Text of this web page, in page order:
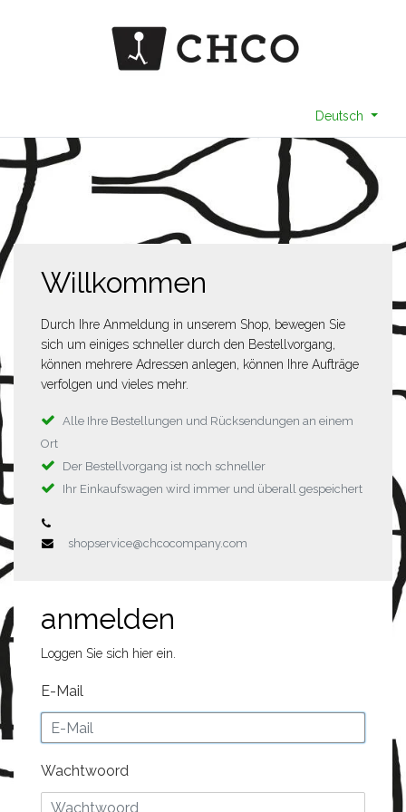
Deutsch
Willkommen
Durch Ihre Anmeldung in unserem Shop, bewegen Sie
sich um einiges schneller durch den Bestellvorgang,
können mehrere Adressen anlegen, können Ihre Aufträge
verfolgen und vieles mehr.
Alle Ihre Bestellungen und Rücksendungen an einem
Ort
Der Bestellvorgang ist noch schneller
Ihr Einkaufswagen wird immer und überall gespeichert
shopservice@chcocompany.com
anmelden
Loggen Sie sich hier ein.
E-Mail
Wachtwoord